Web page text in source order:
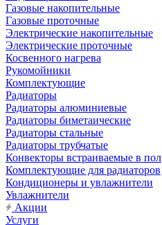
Газовые накопительные
Газовые проточные
Электрические накопительные
Электрические проточные
Косвенного нагрева
Рукомойники
Комплектующие
Радиаторы
Радиаторы алюминиевые
Радиаторы биметаические
Радиаторы стальные
Радиаторы трубчатые
Конвекторы встраиваемые в пол
Комплектующие для радиаторов
Кондиционеры и увлажнители
Увлажнители
Акции
Услуги